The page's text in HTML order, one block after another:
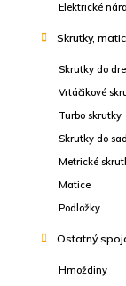
Elektrické
Skrutky,
Skrutky do
Vrtáčikové
Turbo skrutky
Skrutky do
Metrické
Matice
Podložky
Ostatný
Hmoždiny